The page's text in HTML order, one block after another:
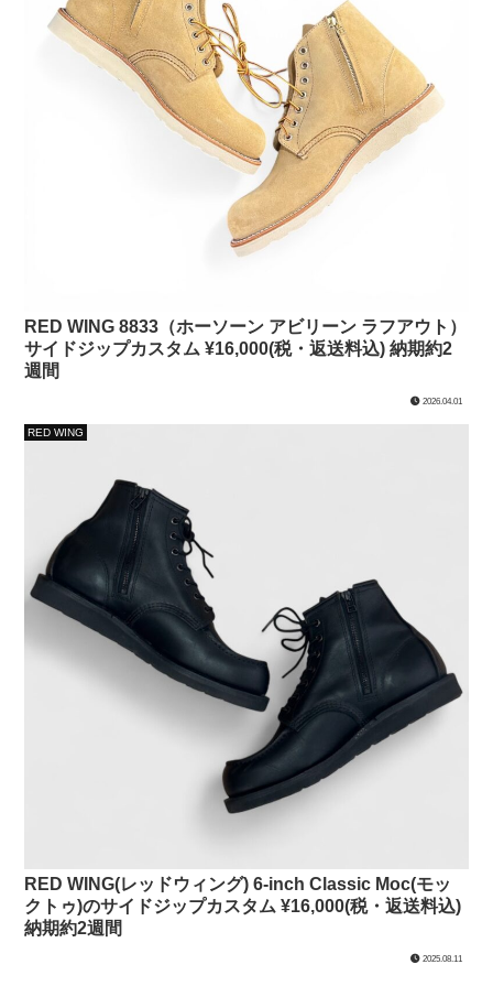
RED WING 8833（ホーソーン アビリーン ラフアウト）
サイドジップカスタム ¥16,000(税・返送料込) 納期約2
週間
2026.04.01
RED WING
RED WING(レッドウィング) 6-inch Classic Moc(モッ
クトゥ)のサイドジップカスタム ¥16,000(税・返送料込)
納期約2週間
2025.08.11